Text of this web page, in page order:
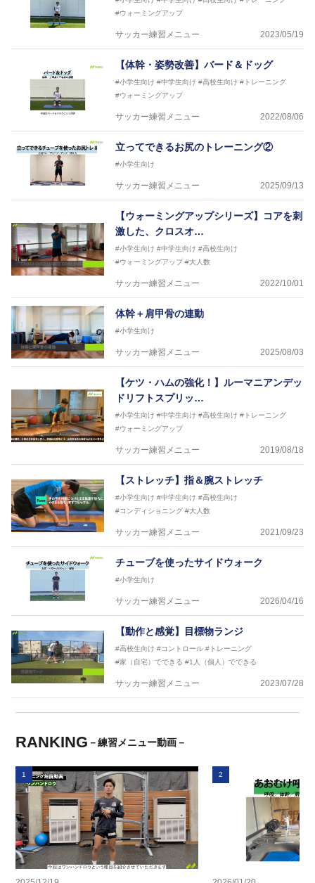
#ウォーミングアップ
サッカー練習メニュー 2023/05/19
【体幹・姿勢改善】バード＆ドッグ
#小学生向け #中学生向け #高校生向け #トレーニング
#ウォーミングアップ
サッカー練習メニュー 2022/08/06
立ってできるお尻のトレーニング②
#小学生向け
サッカー練習メニュー 2025/09/13
【ウォーミングアップシリーズ】コアを刺
激した、クロスオ…
#小学生向け #中学生向け #高校生向け
#ウォーミングアップ #大人数
サッカー練習メニュー 2022/10/01
体幹＋肩甲骨の連動
#小学生向け
サッカー練習メニュー 2025/08/03
【ケツ・ハムの強化！】ルーマニアンデッ
ドリフトスプリッ…
#小学生向け #中学生向け #高校生向け #トレーニング
#ウォーミングアップ
サッカー練習メニュー 2019/08/18
【ストレッチ】指＆腕ストレッチ
#小学生向け #中学生向け #高校生向け
#コンディショニング #大人数
サッカー練習メニュー 2021/09/23
チューブを使ったサイドウォーク
#小学生向け
サッカー練習メニュー 2026/04/16
【動作と感覚】目標物ランジ
#高校生向け #コントロール #トレーニング
#家（自宅）でできる #1人（個人）でできる
サッカー練習メニュー 2023/07/28
RANKING －練習メニュー動画－
1 2